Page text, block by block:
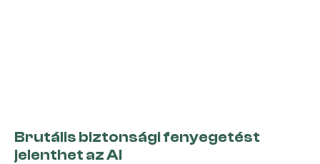
Brutális biztonsági fenyegetést
jelenthet az AI